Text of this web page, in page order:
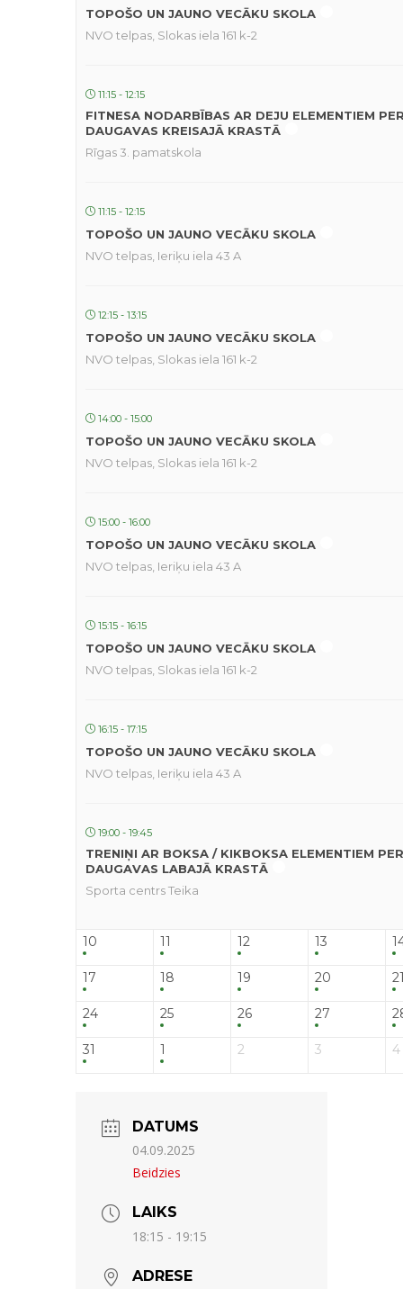
TOPOŠO UN JAUNO VECĀKU SKOLA
NVO telpas, Slokas iela 161 k-2
11:15 - 12:15
FITNESA NODARBĪBAS AR DEJU ELEMENTIEM
DAUGAVAS KREISAJĀ KRASTĀ
Rīgas 3. pamatskola
11:15 - 12:15
TOPOŠO UN JAUNO VECĀKU SKOLA
NVO telpas, Ieriķu iela 43 A
12:15 - 13:15
TOPOŠO UN JAUNO VECĀKU SKOLA
NVO telpas, Slokas iela 161 k-2
14:00 - 15:00
TOPOŠO UN JAUNO VECĀKU SKOLA
NVO telpas, Slokas iela 161 k-2
15:00 - 16:00
TOPOŠO UN JAUNO VECĀKU SKOLA
NVO telpas, Ieriķu iela 43 A
15:15 - 16:15
TOPOŠO UN JAUNO VECĀKU SKOLA
NVO telpas, Slokas iela 161 k-2
16:15 - 17:15
TOPOŠO UN JAUNO VECĀKU SKOLA
NVO telpas, Ieriķu iela 43 A
19:00 - 19:45
TRENIŅI AR BOKSA / KIKBOKSA ELEMENTIEM
DAUGAVAS LABAJĀ KRASTĀ
Sporta centrs Teika
10 11 12 13
17 18 19 20
24 25 26 27
31 1 2 3 4
DATUMS
04.09.2025
Beidzies
LAIKS
18:15 - 19:15
ADRESE